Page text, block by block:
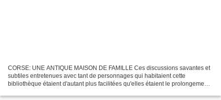
CORSE: UNE ANTIQUE MAISON DE FAMILLE Ces discussions savantes et
subtiles entretenues avec tant de personnages qui habitaient cette
bibliothèque étaient d'autant plus facilitées qu'elles étaient le prolongement